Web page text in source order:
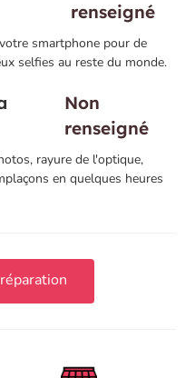
renseigné
smartphone pour de
selfies au reste du monde.
Non
renseigné
rayure de l'optique,
en quelques heures